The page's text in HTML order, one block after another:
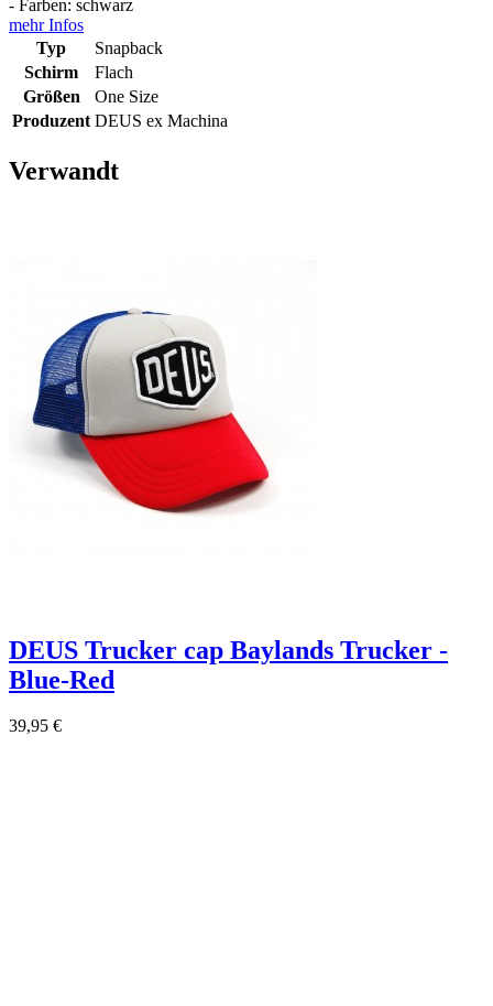
- Farben: schwarz
mehr Infos
Typ
Snapback
Schirm
Flach
Größen
One Size
Produzent DEUS ex Machina
Verwandt
DEUS Trucker cap Baylands Trucker -
Blue-Red
39,95 €